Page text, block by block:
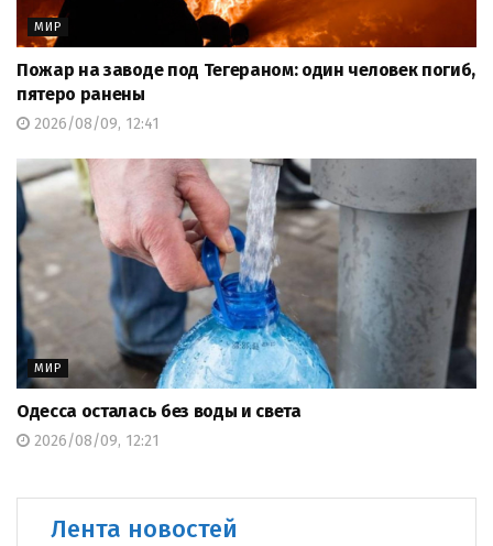
МИР
Пожар на заводе под Тегераном: один человек погиб,
пятеро ранены
2026/08/09, 12:41
МИР
Одесса осталась без воды и света
2026/08/09, 12:21
Лента новостей